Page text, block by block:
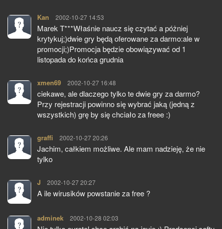
Kan pisze:
2002-10-27 14:53
Marek T***Właśnie naucz się czytać a póżniej
krytykuj;)dwie gry będą oferowane za darmo:ale w
promocji;)Promocja będzie obowiązywać od 1
listopada do końca grudnia
xmen69 pisze:
2002-10-27 16:48
ciekawe, ale dlaczego tylko te dwie gry za darmo?
Przy rejestracji powinno się wybrać jaką (jedną z
wszystkich) grę by się chciało za freee :)
graffi pisze:
2002-10-27 20:26
Jachim, całkiem możliwe. Ale mam nadzieję, że nie
tylko
J pisze:
2002-10-27 20:27
A ile wirusików powstanie za free ?
adminek pisze:
2002-10-28 02:03